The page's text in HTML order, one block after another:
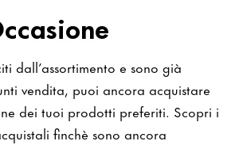
dall’assortimento e sono già
vendita, puoi ancora acquistare
dei tuoi prodotti preferiti. Scopri i
finchè sono ancora